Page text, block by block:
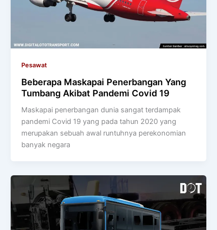
Pesawat
Beberapa Maskapai Penerbangan Yang
Tumbang Akibat Pandemi Covid 19
Maskapai penerbangan dunia sangat terdampak
pandemi Covid 19 yang pada tahun 2020 yang
merupakan sebuah awal runtuhnya perekonomian
banyak negara